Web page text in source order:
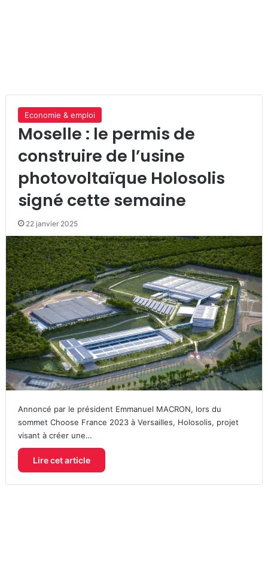
Economie & emploi
Moselle : le permis de
construire de l’usine
photovoltaïque Holosolis
signé cette semaine
22 janvier 2025
Annoncé par le président Emmanuel MACRON, lors du
sommet Choose France 2023 à Versailles, Holosolis, projet
visant à créer une…
Lire cet article